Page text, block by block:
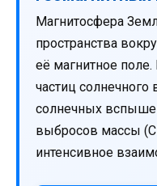
Магнитосфера
пространства
её магнитное
частиц солнечного
солнечных
выбросов массы
интенсивное